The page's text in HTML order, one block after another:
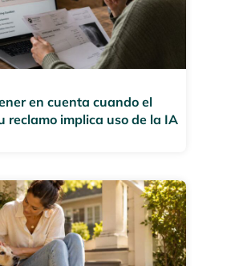
en cuenta cuando el
reclamo implica uso de la IA